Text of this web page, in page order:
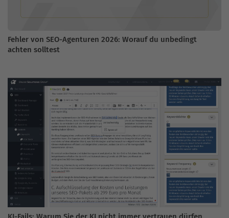
Fehler von SEO-Agenturen 2026: Worauf du unbedingt
achten solltest